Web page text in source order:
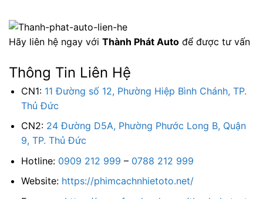
Hãy liên hệ ngay với Thành Phát Auto để được tư vấn
Thông Tin Liên Hệ
CN1: 11 Đường số 12, Phường Hiệp Bình Chánh, TP.
Thủ Đức
CN2: 24 Đường D5A, Phường Phước Long B, Quận
9, TP. Thủ Đức
Hotline: 0909 212 999 – 0788 212 999
Website: https://phimcachnhietoto.net/